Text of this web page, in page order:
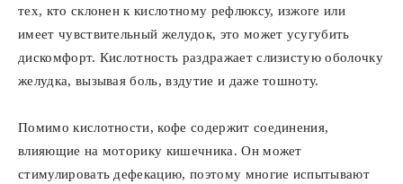
тех, кто склонен к кислотному рефлюксу, изжоге или
имеет чувствительный желудок, это может усугубить
дискомфорт. Кислотность раздражает слизистую оболочку
желудка, вызывая боль, вздутие и даже тошноту.
Помимо кислотности, кофе содержит соединения,
влияющие на моторику кишечника. Он может
стимулировать дефекацию, поэтому многие испытывают